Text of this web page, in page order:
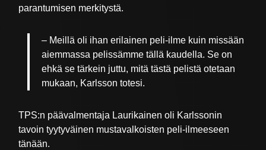
parantumisen merkitystä.
– Meillä oli ihan erilainen peli-ilme kuin missään
aiemmassa pelissämme tällä kaudella. Se on
ehkä se tärkein juttu, mitä tästä pelistä otetaan
mukaan, Karlsson totesi.
TPS:n päävalmentaja Laurikainen oli Karlssonin
tavoin tyytyväinen mustavalkoisten peli-ilmeeseen
tänään.